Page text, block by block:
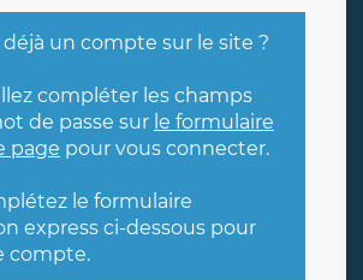
déjà un compte sur le site ?
compléter les champs
de passe sur le formulaire
page pour vous connecter.
le formulaire
express ci-dessous pour
compte.